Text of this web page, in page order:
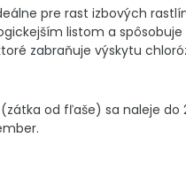
pre rast izbových
listom a
zabraňuje výskytu
od fľaše) sa naleje